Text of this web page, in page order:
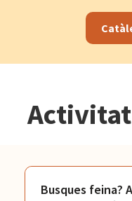
Busques feina?